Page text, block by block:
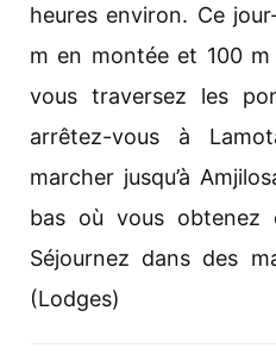
heures environ. Ce
m en montée et 100
vous traversez les
arrêtez-vous à
marcher jusqu’à
bas où vous obtenez
Séjournez dans des
(Lodges)